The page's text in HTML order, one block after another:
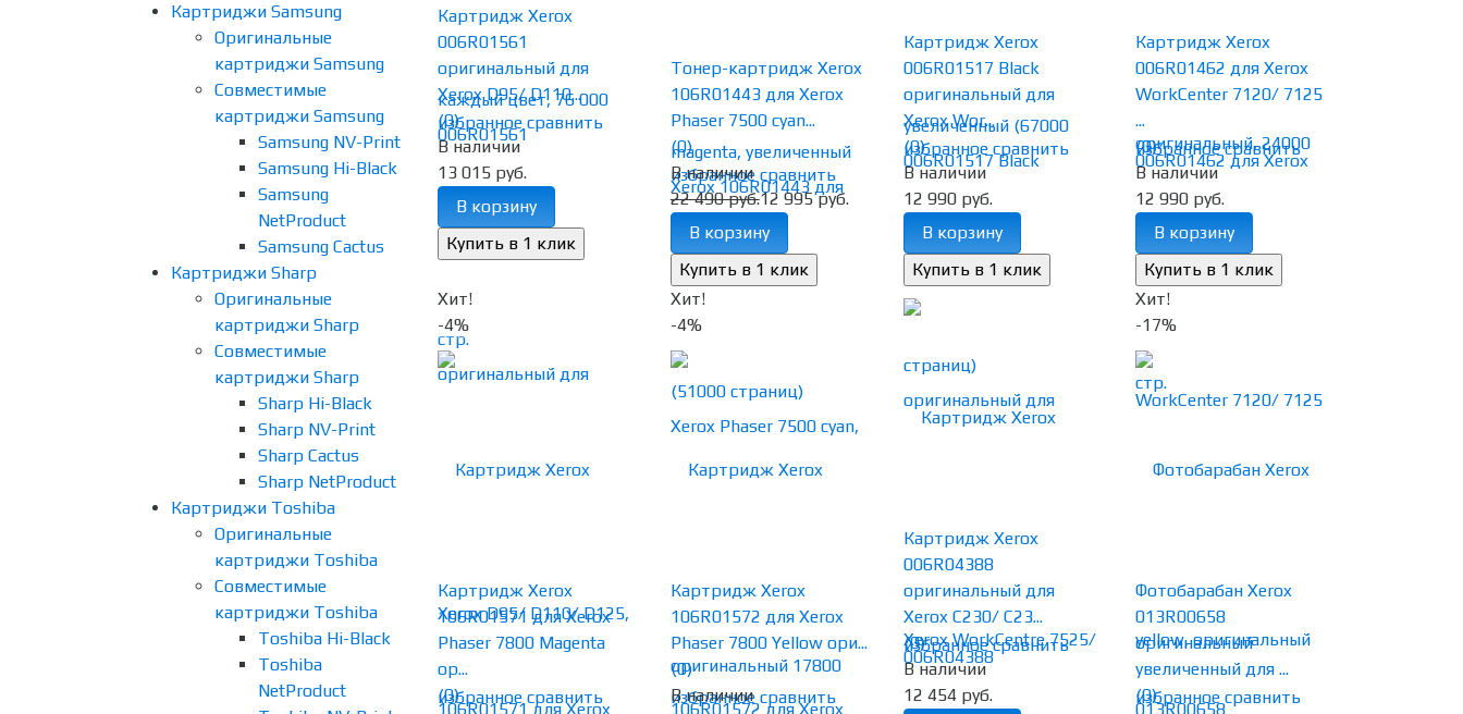
Картриджи Samsung
Оригинальные
картриджи Samsung
Совместимые
картриджи Samsung
Samsung NV-Print
Samsung Hi-Black
Samsung
NetProduct
Samsung Cactus
Картриджи Sharp
Оригинальные
картриджи Sharp
Совместимые
картриджи Sharp
Sharp Hi-Black
Sharp NV-Print
Sharp Cactus
Sharp NetProduct
Картриджи Toshiba
Оригинальные
картриджи Toshiba
Совместимые
картриджи Toshiba
Toshiba Hi-Black
Toshiba
NetProduct
избранное сравнить
Картридж Xerox
006R01561
оригинальный для
Xerox D95/ D110...
(0)
В наличии
13 015 руб.
В корзину
избранное сравнить
Тонер-картридж Xerox
106R01443 для Xerox
Phaser 7500 cyan...
(0)
В наличии
22 490 руб.12 995 руб.
В корзину
избранное сравнить
Картридж Xerox
006R01517 Black
оригинальный для
Xerox Wor...
(0)
В наличии
12 990 руб.
В корзину
избранное сравнить
Картридж Xerox
006R01462 для Xerox
WorkCenter 7120/ 7125
...
(0)
В наличии
12 990 руб.
В корзину
Хит!
-4%
избранное сравнить
Картридж Xerox
106R01571 для Xerox
Phaser 7800 Magenta
ор...
(0)
Хит!
-4%
избранное сравнить
Картридж Xerox
106R01572 для Xerox
Phaser 7800 Yellow ори...
(0)
В наличии
избранное сравнить
Картридж Xerox
006R04388
оригинальный для
Xerox C230/ C23...
(0)
В наличии
12 454 руб.
Хит!
-17%
избранное сравнить
Фотобарабан Xerox
013R00658
оригинальный
увеличенный для ...
(0)